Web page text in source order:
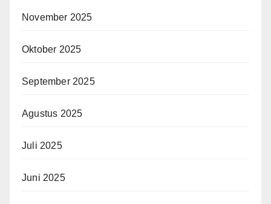
November 2025
Oktober 2025
September 2025
Agustus 2025
Juli 2025
Juni 2025